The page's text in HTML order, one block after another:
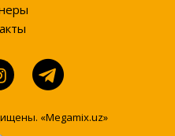
«Megamix.uz»